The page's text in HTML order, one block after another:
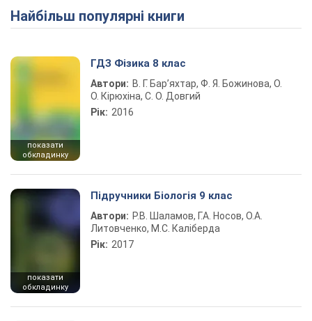
Play Video
Найбільш популярні книги
показати
обкладинку
ГДЗ Фізика 8 клас
Автори: В. Г. Бар’яхтар, Ф. Я. Божинова, О.
О. Кірюхіна, С. О. Довгий
Рік: 2016
показати
обкладинку
Підручники Біологія 9 клас
Автори: Р.В. Шаламов, Г.А. Носов, О.А.
Литовченко, М.С. Каліберда
Рік: 2017